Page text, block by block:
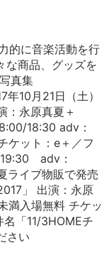
的に音楽活動を行
な商品、グッズを
真集
10月21日（土）
：永原真夏＋
18:30 adv：
ケット：e＋／フ
19:30 adv：
ライブ物販で発売
」 出演：永原
満入場無料 チケッ
「11/3HOMEチ
さい